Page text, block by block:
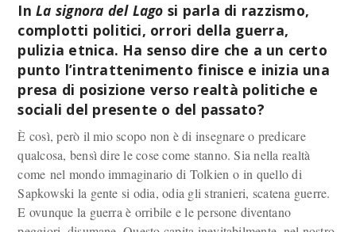
InLa signora del Lago si parla di razzismo,
complotti politici, orrori della guerra,
pulizia etnica. Ha senso dire che a un certo
punto l’intrattenimento finisce e inizia una
presa di posizione verso realtà politiche e
sociali del presente o del passato?
È così, però il mio scopo non è di insegnare o predicare
qualcosa, bensì dire le cose come stanno. Sia nella realtà
come nel mondo immaginario di Tolkien o in quello di
Sapkowski la gente si odia, odia gli stranieri, scatena guerre.
E ovunque la guerra è orribile e le persone diventano